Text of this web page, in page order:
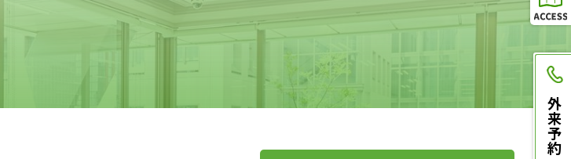
外来予約